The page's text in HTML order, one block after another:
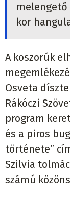
melengető
kor
A koszorúk
Osveta
Rákóczi
program
és a piros
története”
Szilvia
számú